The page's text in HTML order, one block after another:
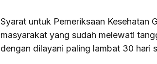
Syarat untuk Pemeriksaan Kesehatan
masyarakat yang sudah melewati
dengan dilayani paling lambat 30 hari